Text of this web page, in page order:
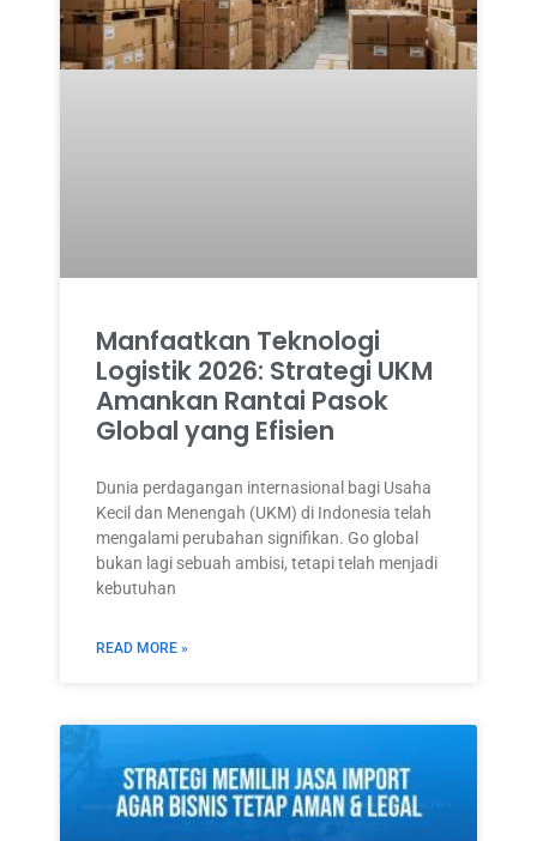
Manfaatkan Teknologi
Logistik 2026: Strategi UKM
Amankan Rantai Pasok
Global yang Efisien
Dunia perdagangan internasional bagi Usaha
Kecil dan Menengah (UKM) di Indonesia telah
mengalami perubahan signifikan. Go global
bukan lagi sebuah ambisi, tetapi telah menjadi
kebutuhan
READ MORE »